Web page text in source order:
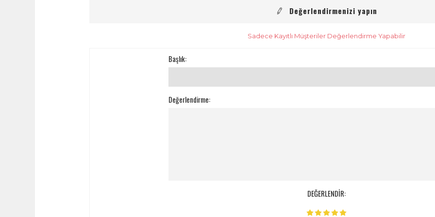
Değerlendirmenizi yapın
Sadece Kayıtlı Müşteriler Değerlendirme Yapabilir
Başlık:
Değerlendirme:
DEĞERLENDİR: